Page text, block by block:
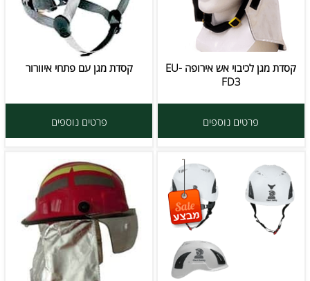
קסדת מגן לכיבוי אש אירופה EU-
FD3
פרטים נוספים
קסדת מגן עם פתחי איוורור
פרטים נוספים